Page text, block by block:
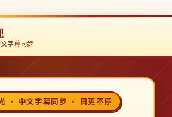
字幕同步
· 中文字幕同步 · 日更不停